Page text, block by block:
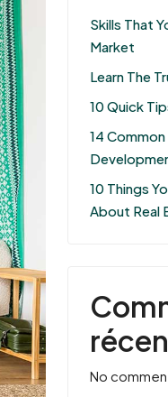
Skills That
Market
Learn The
10 Quick
14
10 Things
About Real
No